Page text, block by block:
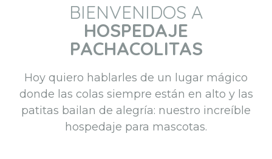
BIENVENIDOS A
HOSPEDAJE
PACHACOLITAS
Hoy quiero hablarles de un lugar mágico
donde las colas siempre están en alto y las
patitas bailan de alegría: nuestro increíble
hospedaje para mascotas.